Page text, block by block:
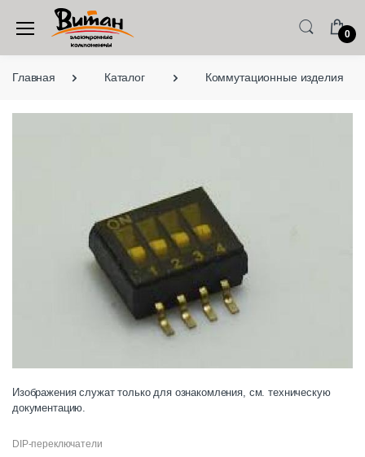
0
Главная Каталог Коммутационные изделия
Изображения служат только для ознакомления, см. техническую
документацию.
DIP-переключатели